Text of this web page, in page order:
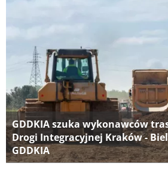
GDDKIA szuka wykonawców
Drogi Integracyjnej Kraków -
GDDKIA